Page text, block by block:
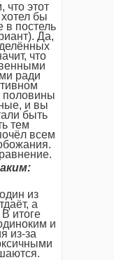
что этот
бы
в постель
Да,
что
ради
половины
и вы
быть
тем
всем
из
а
В итоге
и
из-за